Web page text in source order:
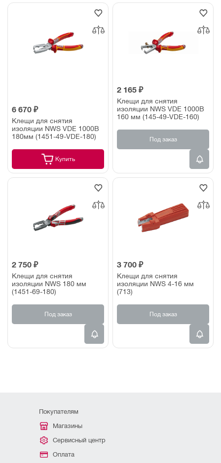
6 670 ₽
Клещи для снятия
изоляции NWS VDE 1000В
180мм (1451-49-VDE-180)
Купить
2 165 ₽
Клещи для снятия
изоляции NWS VDE 1000В
160 мм (145-49-VDE-160)
Под заказ
2 750 ₽
Клещи для снятия
изоляции NWS 180 мм
(1451-69-180)
Под заказ
3 700 ₽
Клещи для снятия
изоляции NWS 4-16 мм
(713)
Под заказ
Покупателям
Магазины
Сервисный центр
Оплата